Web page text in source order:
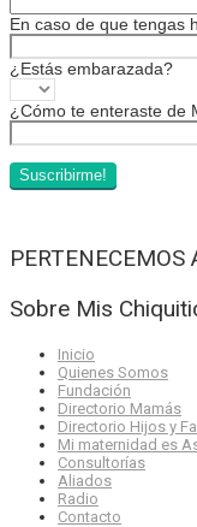
En caso de que tengas
¿Estás embarazada?
¿Cómo te enteraste de
PERTENECEMOS
Sobre Mis
Inicio
Quienes Somos
Fundación
Directorio Mamás
Directorio Hijos y
Mi maternidad es
Consultorías
Aliados
Radio
Contacto